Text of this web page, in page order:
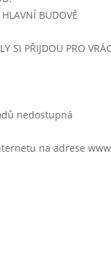
mléko
BUDOVĚ
SI PŘIJDOU PRO
nedostupná
na adrese